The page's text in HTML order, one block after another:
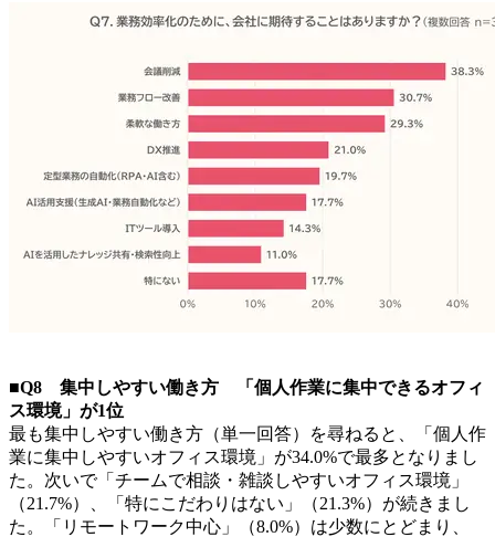
■Q8 集中しやすい働き方 「個人作業に集中できるオフィ
ス環境」が1位
最も集中しやすい働き方（単一回答）を尋ねると、「個人作
業に集中しやすいオフィス環境」が34.0%で最多となりまし
た。次いで「チームで相談・雑談しやすいオフィス環境」
（21.7%）、「特にこだわりはない」（21.3%）が続きまし
た。「リモートワーク中心」（8.0%）は少数にとどまり、